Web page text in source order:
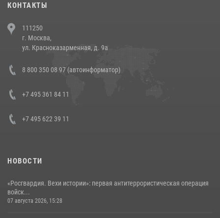
напавших на бригаду скорой помощи (видео)
14 июля 2026, 12:20
В Росгвардии прошла военно-научная конференция по обобщению
боевого опыта
КОНТАКТЫ
111250
г. Москва,
ул. Красноказарменная, д. 9а
8 800 350 08 97 (автоинформатор)
+7 495 361 84 11
+7 495 622 39 11
НОВОСТИ
«Росгвардия. Вехи истории»: первая антитеррористическая операция
войск...
07 августа 2026, 15:28